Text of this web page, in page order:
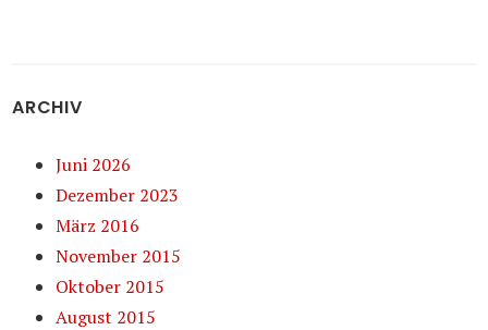
ARCHIV
Juni 2026
Dezember 2023
März 2016
November 2015
Oktober 2015
August 2015